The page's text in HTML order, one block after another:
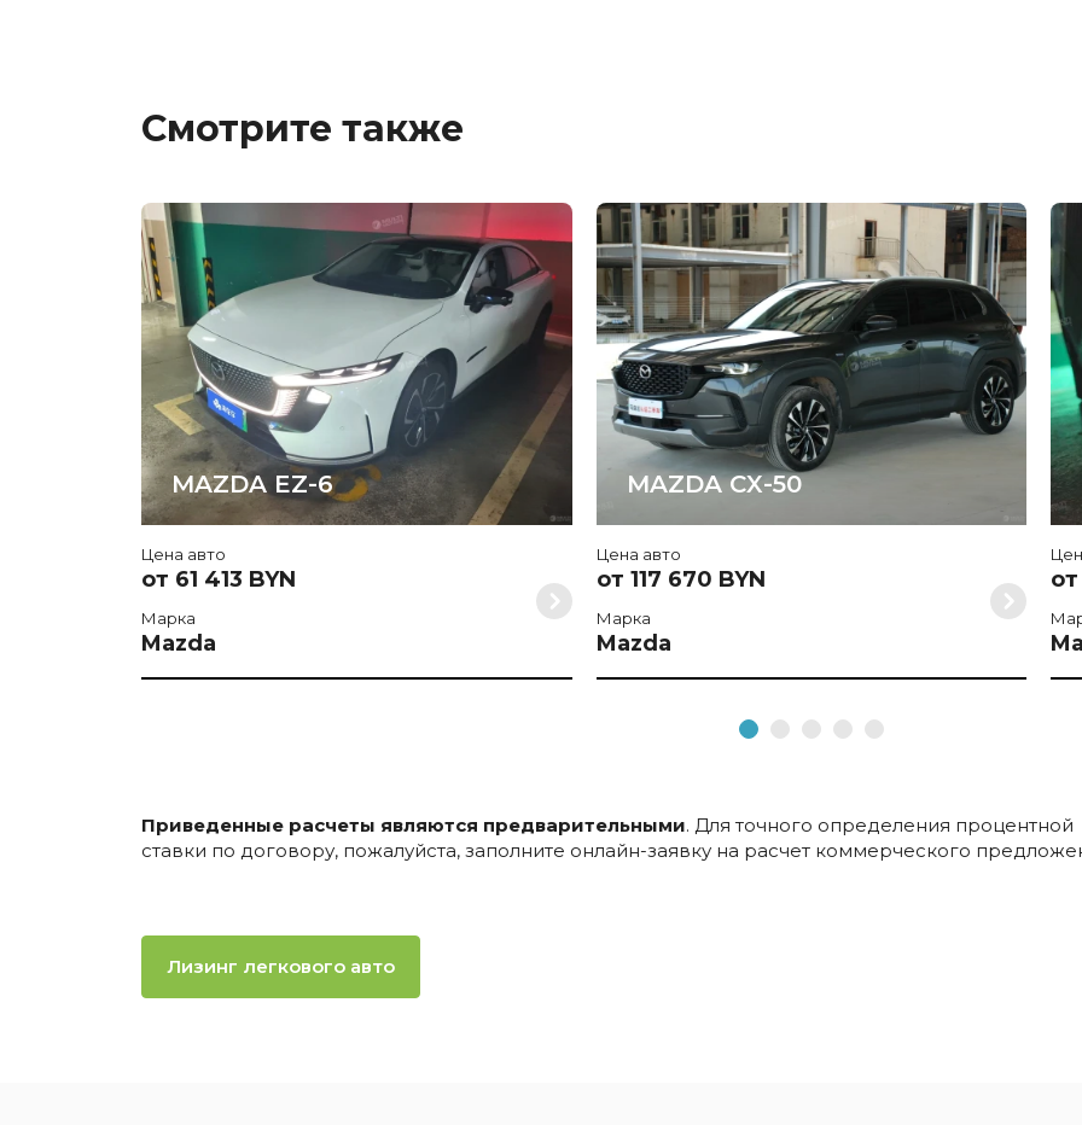
Смотрите также
MAZDA EZ-6
Цена авто
от 61 413 BYN
Марка
Mazda
MAZDA CX-50
Цена авто
от 117 670 BYN
Марка
Mazda
Приведенные расчеты являются предварительными. Для точного определения процентной
ставки по договору, пожалуйста, заполните онлайн-заявку на расчет коммерческого
Лизинг легкового авто